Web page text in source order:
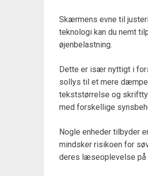
Skærmens evne til
teknologi kan du nemt
øjenbelastning.
Dette er især nyttigt i
sollys til et mere
tekststørrelse og
med forskellige
Nogle enheder tilbyder
mindsker risikoen for
deres læseoplevelse på